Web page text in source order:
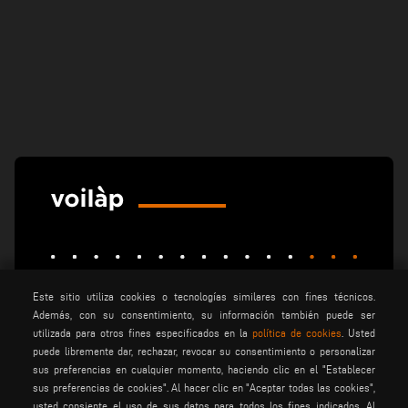
elumatec emmegi
emmegisoft
imecon
keraglass
mappi
motiqa
pladway
someco
Este sitio utiliza cookies o tecnologías similares con fines técnicos.
Además, con su consentimiento, su información también puede ser
utilizada para otros fines especificados en la política de cookies . Usted
puede libremente dar, rechazar, revocar su consentimiento o personalizar
sus preferencias en cualquier momento, haciendo clic en el "Establecer
sus preferencias de cookies". Al hacer clic en "Aceptar todas las cookies",